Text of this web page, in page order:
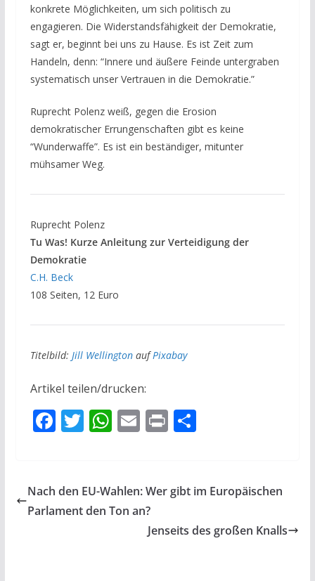
konkrete Möglichkeiten, um sich politisch zu
engagieren. Die Widerstandsfähigkeit der Demokratie,
sagt er, beginnt bei uns zu Hause. Es ist Zeit zum
Handeln, denn: “Innere und äußere Feinde untergraben
systematisch unser Vertrauen in die Demokratie.”
Ruprecht Polenz weiß, gegen die Erosion
demokratischer Errungenschaften gibt es keine
“Wunderwaffe”. Es ist ein beständiger, mitunter
mühsamer Weg.
Ruprecht Polenz
Tu Was! Kurze Anleitung zur Verteidigung der
Demokratie
C.H. Beck
108 Seiten, 12 Euro
Titelbild: Jill WellingtonaufPixabay
Artikel teilen/drucken:
F
b
o
T
er
W
s
A
E
l
PrT
n
Nach den EU-Wahlen: Wer gibt im Euro­päischen
Parla­ment den Ton an?
Jenseits des großen Knalls